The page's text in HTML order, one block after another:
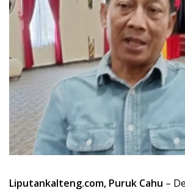
Liputankalteng.com, Puruk Cahu –